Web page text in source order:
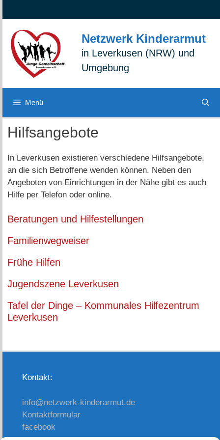
Inhalt
springen
Navigation
springen
Inhalt
springen
Netzwerk Kinderarmut
in Leverkusen (NRW) und
Umgebung
Menü
Hilfsangebote
In Leverkusen existieren verschiedene Hilfsangebote,
an die sich Betroffene wenden können. Neben den
Angeboten von Einrichtungen in der Nähe gibt es auch
Hilfe per Telefon oder online.
Beratungen und Hilfestellungen
Familienwegweiser
Frühe Hilfen
Jugendszene Leverkusen
Tafel der Dinge – Kommunales Hilfezentrum
Leverkusen
Kontakt:
info@netzwerk-kinderarmut.de
Kontaktformular
facebook